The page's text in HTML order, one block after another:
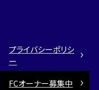
プライバシーポリシ
ー
FCオーナー募集中